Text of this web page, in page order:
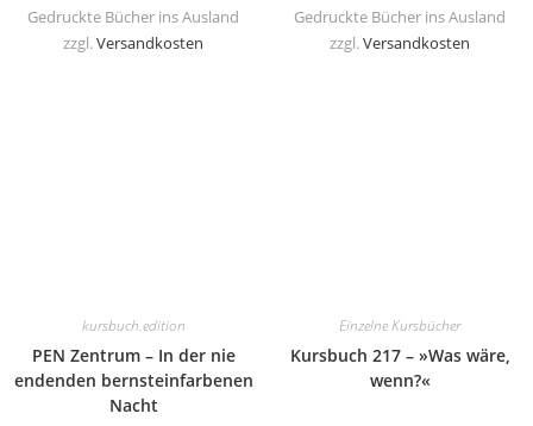
Gedruckte Bücher ins Ausland
zzgl.Versandkosten
kursbuch.edition
PEN Zentrum – In der nie
endenden bernsteinfarbenen
Nacht
Gedruckte Bücher ins Ausland
zzgl.Versandkosten
Einzelne Kursbücher
Kursbuch 217 – »Was wäre,
wenn?«